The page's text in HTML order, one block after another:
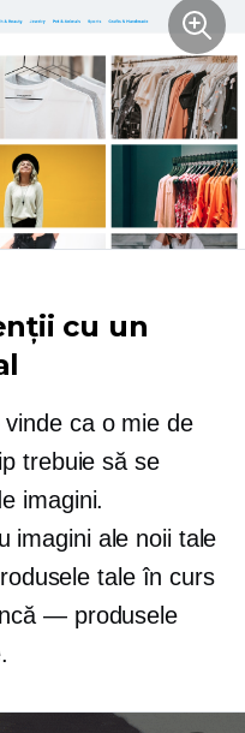
cu un
ca o mie de
trebuie să se
imagini.
imagini ale noii tale
tale în curs
— produsele